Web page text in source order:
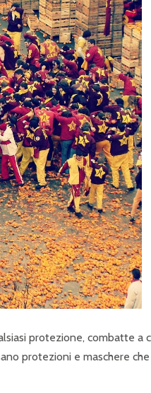
protezione, combatte a
protezioni e maschere